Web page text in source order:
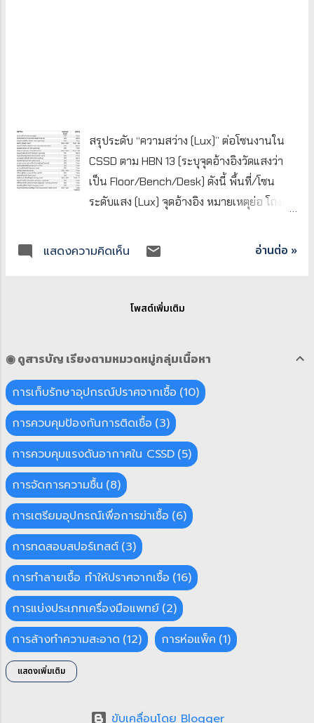
สรุประดับ “ความสว่าง (Lux)” ต่อโซนงานใน
CSSD ตาม HBN 13 (ระบุจุดอ้างอิงวัดแสงว่า
เป็น Floor/Bench/Desk) ดังนี้ พื้นที่/โซน
ระดับแสง (Lux) จุดอ้างอิง หมายเหตุย่อ โถง/
สัญจร/รับ-ส่งคนเข้าออก โซนรับของสกปรก
(Wash room: gowning) 300 Floor เตรียมตัว
ละเอียดบนโต๊ะ ห้องแม่บ้านฝั่งล้าง (Wash
room: domestic services) 100 Bench เก็บ/
ผสมสารทำความสะอาด ฯลฯ ห้องแต่งกาย
ก่อน IAP (IAP gowning) 300 Floor ทางผ่าน
สู่โซนสะอาด ห้องตรวจ–ประกอบ–บรรจุ
(IAP room) 300 / 500* Floor / Bench*
500* สำหรับงานตรวจ/ประกอบละเอียดที่โต๊ะ
ห้องแม่บ้านฝั่ง IAP (IAP domestic
services) 100 Bench งานสนับสนุนทำความ
สะอาดทั่วไป ห้องโอนย้ายวัสดุ (Materials
transfer room) 300 Floor ทางผ่านวัสดุร...
แสดงความคิดเห็น อ่านต่อ »
โพสต์เพิ่มเติม
◉ ดูสารบัญ เรียงตามหมวดหมู่กลุ่มเนื้อหา
การเก็บรักษาอุปกรณ์ปราศจากเชื้อ 10
การควบคุมป้องกันการติดเชื้อ 3
การควบคุมแรงดันอากาศใน CSSD 5
การจัดการความชื้น 8
การเตรียมอุปกรณ์เพื่อการฆ่าเชื้อ 6
การทดสอบสปอร์เทสต์ 3
การทำลายเชื้อ ทำให้ปราศจากเชื้อ 16
การแบ่งประเภทเครื่องมือแพทย์ 2
การล้างทำความสะอาด 12 การห่อแพ็ค 1
กาวน์ห้องผ่าตัด
แสดงเพิ่มเติม
ขับเคลื่อนโดย Blogger